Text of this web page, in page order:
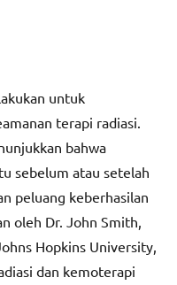
untuk
terapi radiasi.
bahwa
sebelum atau setelah
peluang keberhasilan
oleh Dr. John Smith,
Hopkins University,
dan kemoterapi